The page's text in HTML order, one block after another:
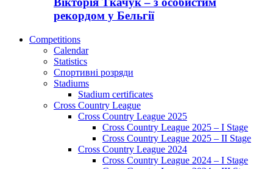
рекордом у Бельгії
Competitions
Calendar
Statistics
Спортивні розряди
Stadiums
Stadium certificates
Cross Country League
Cross Country League 2025
Cross Country League 2025 – I Stage
Cross Country League 2025 – II Stage
Cross Country League 2024
Cross Country League 2024 – I Stage